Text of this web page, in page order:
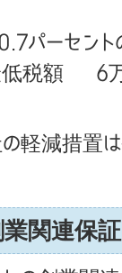
パーセン
低税額 6
軽減措置
関連保